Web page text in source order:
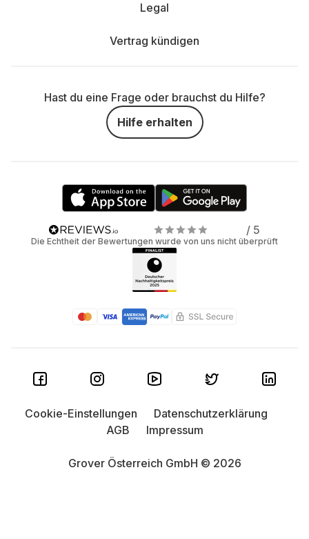
Legal
Vertrag kündigen
Hast du eine Frage oder brauchst du Hilfe?
Hilfe erhalten
/ 5
Die Echtheit der Bewertungen wurde von uns nicht überprüft
Grover Österreich GmbH © 2026
Cookie-Einstellungen
Datenschutzerklärung
AGB
Impressum